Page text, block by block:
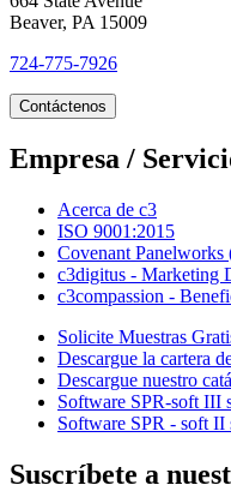
Beaver, PA 15009
724-775-7926
Contáctenos
Empresa /
Acerca de c3
ISO 9001:2015
Covenant Panelworks
c3digitus - Marketing
c3compassion -
Solicite Muestras
Descargue la cartera
Descargue nuestro
Software SPR-soft III
Software SPR - soft II
Suscríbete a